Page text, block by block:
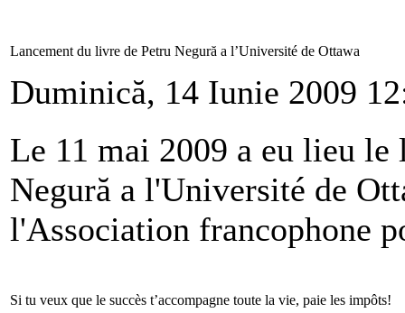
Lancement du livre de Petru Negură a l’Université de Ottawa
Duminică, 14 Iunie 2009
Le 11 mai 2009 a eu lieu
Negură a l'Université de
l'Association francophone
Si tu veux que le succès t’accompagne toute la vie, paie les impôts!